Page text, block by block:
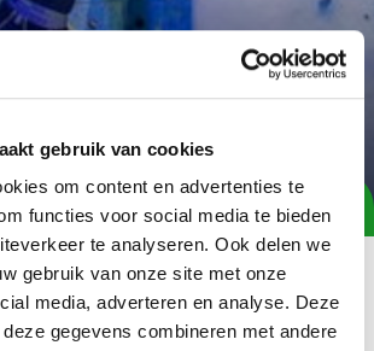
gebruik van cookies
om content en advertenties te
functies voor social media te bieden
te analyseren. Ook delen we
gebruik van onze site met onze
media, adverteren en analyse. Deze
gegevens combineren met andere
Continental Cup
agenda Agenda item
2025 organiseren de NKBV en
deUIAA Ice Climbing Continental Cup